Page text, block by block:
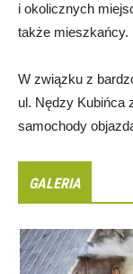
i okolicznych
także mieszkańcy.
W związku z
ul. Nędzy Kubińca
samochody
GALERIA